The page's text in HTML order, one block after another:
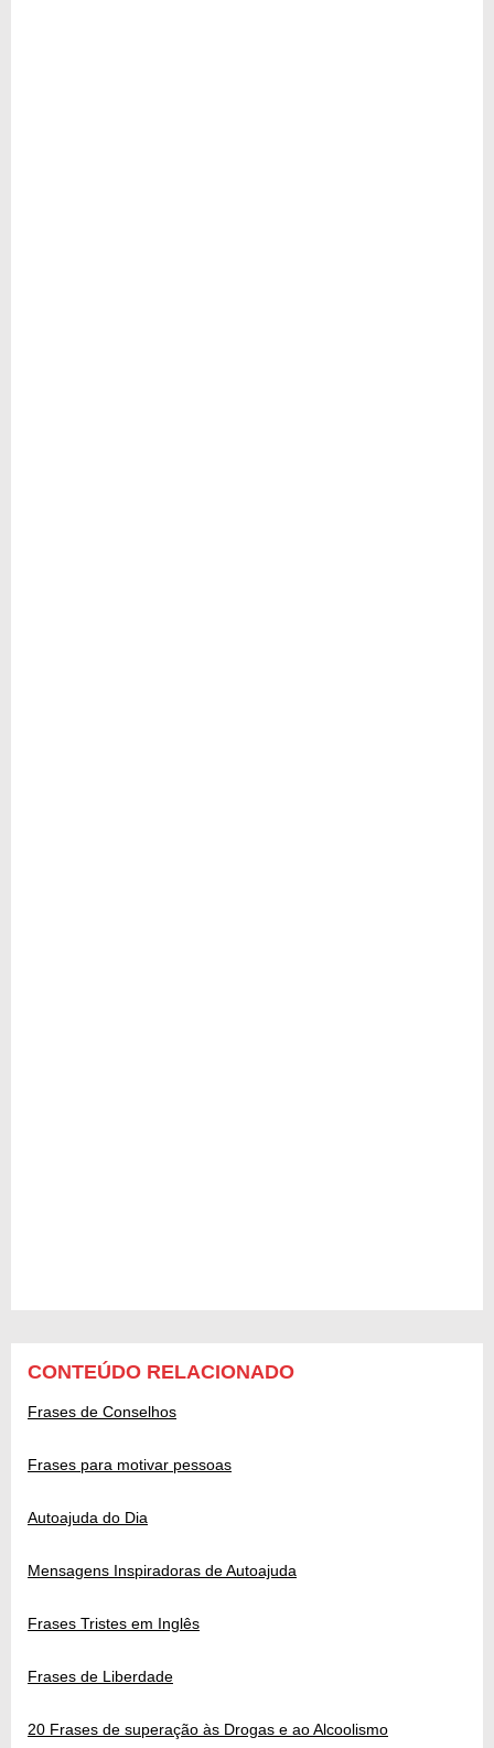
CONTEÚDO RELACIONADO
Frases de Conselhos
Frases para motivar pessoas
Autoajuda do Dia
Mensagens Inspiradoras de Autoajuda
Frases Tristes em Inglês
Frases de Liberdade
20 Frases de superação às Drogas e ao Alcoolismo